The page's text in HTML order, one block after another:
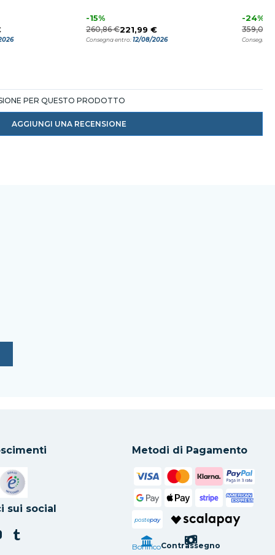
-15%
260,86 €221,99 €
Consegna entro:12/08/2026
-24%
359,00
Consegna
PER QUESTO PRODOTTO
AGGIUNGI UNA RECENSIONE
una nuova scheda
apre in una nuova scheda
sui social
Metodi di Pagamento
postepay
BonificoContrassegno